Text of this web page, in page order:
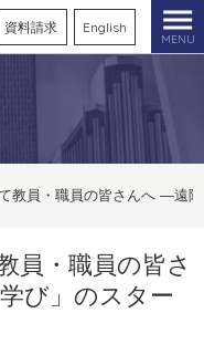
資料請求 English
MENU
教員・職員の皆さんへ ―遠
員・職員の皆さ
び」のスター